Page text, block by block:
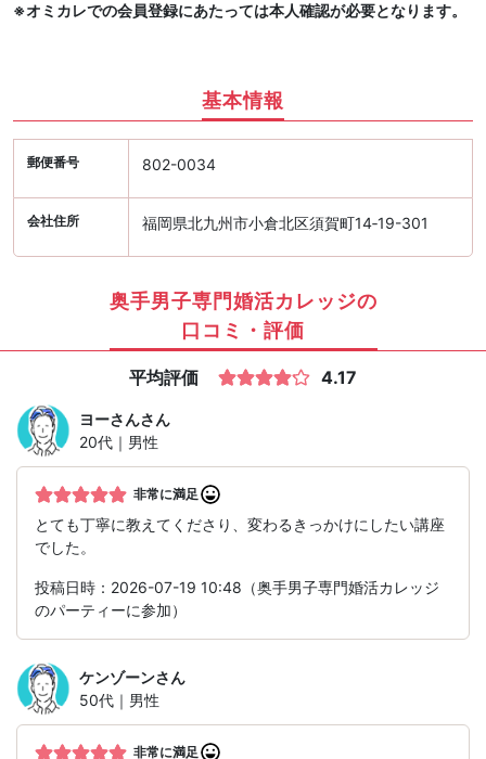
※オミカレでの会員登録にあたっては本人確認が必要となります。
基本情報
郵便番号 802-0034
会社住所 福岡県北九州市小倉北区須賀町14‐19-301
奥手男子専門婚活カレッジの
口コミ・評価
平均評価 4.17
ヨーさんさん
20代｜男性
非常に満足
とても丁寧に教えてくださり、変わるきっかけにしたい講座
でした。
投稿日時：2026-07-19 10:48（奥手男子専門婚活カレッジ
のパーティーに参加）
ケンゾーンさん
50代｜男性
非常に満足